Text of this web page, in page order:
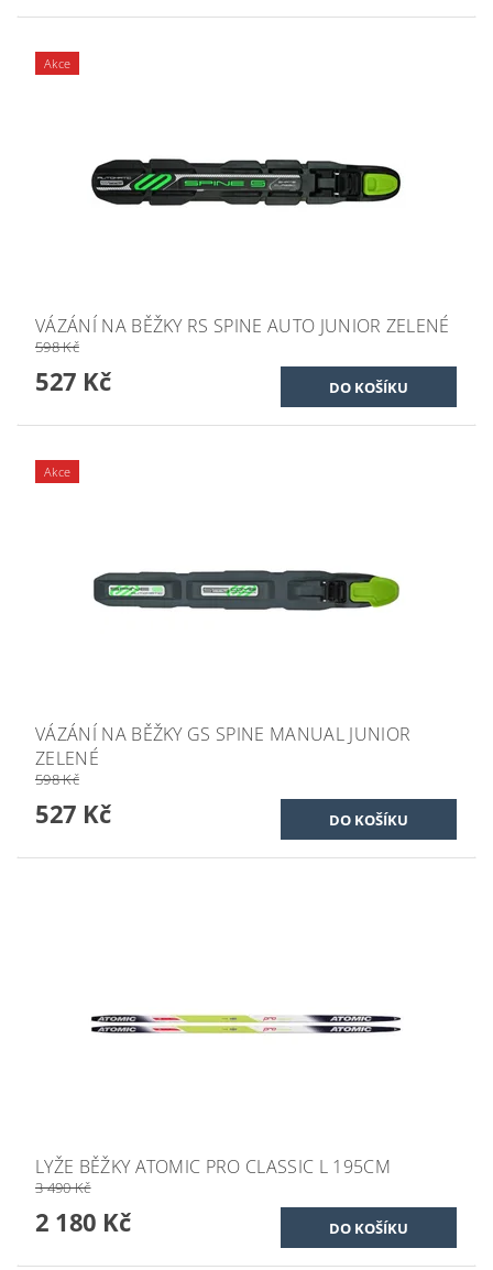
Akce
VÁZÁNÍ NA BĚŽKY RS SPINE AUTO JUNIOR ZELENÉ
598 Kč
527 Kč
Akce
VÁZÁNÍ NA BĚŽKY GS SPINE MANUAL JUNIOR
ZELENÉ
598 Kč
527 Kč
LYŽE BĚŽKY ATOMIC PRO CLASSIC L 195CM
3 490 Kč
2 180 Kč